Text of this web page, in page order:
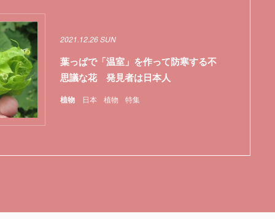
植物 日本 植物 特集
2021.12.26 SUN
葉っぱで「温室」を作って防寒する不
思議な花 発見者は日本人